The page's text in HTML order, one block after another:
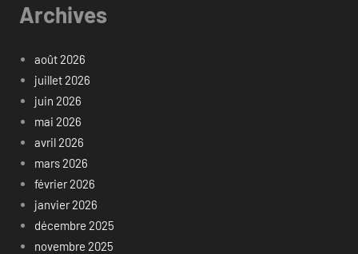
Archives
août 2026
juillet 2026
juin 2026
mai 2026
avril 2026
mars 2026
février 2026
janvier 2026
décembre 2025
novembre 2025